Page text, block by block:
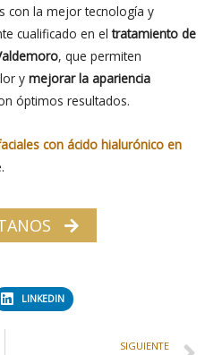
con la mejor tecnología y
cualificado en eltratamiento de
, que permiten
y mejorar la apariencia
óptimos resultados.
con ácido hialurónico en
LINKEDIN
SIGUIENTE